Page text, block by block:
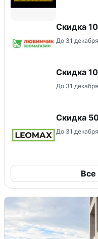
Скидка
До 31
Скидка
До 31
Скидка
До 31